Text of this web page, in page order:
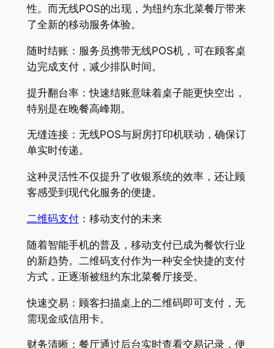
性。而无线POS的出现，为纽约东北菜餐厅带来
了全新的移动服务体验。
随时结账：服务员携带无线POS机，可在顾客桌
边完成支付，减少排队时间。
提升翻台率：快速结账意味着桌子能更快空出，
特别是在晚餐高峰期。
无缝连接：无线POS与厨房打印机联动，确保订
单实时传递。
这种灵活性不仅提升了收银系统的效率，还让顾
客感受到现代化服务的便捷。
二维码支付：移动支付的未来
随着智能手机的普及，移动支付已成为餐饮行业
的新趋势。二维码支付作为一种安全快捷的支付
方式，正逐渐被纽约东北菜餐厅接受。
快速交易：顾客扫描桌上的二维码即可支付，无
需现金或信用卡。
财务清晰：餐厅通过后台实时查看交易记录，便